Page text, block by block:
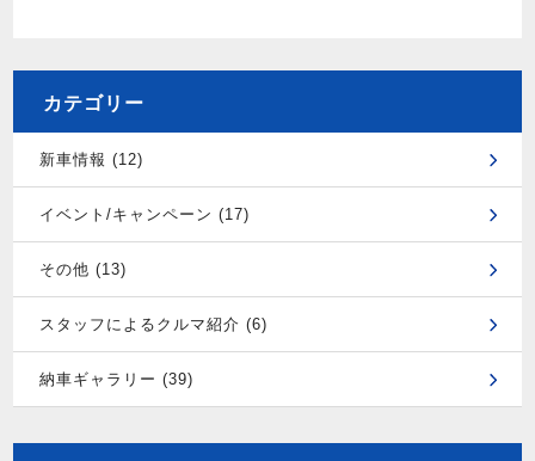
カテゴリー
新車情報 (12)
イベント/キャンペーン (17)
その他 (13)
スタッフによるクルマ紹介 (6)
納車ギャラリー (39)